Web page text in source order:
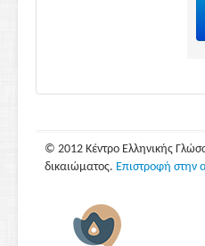
© 2012 Κέντρο Ελληνικής
δικαιώματος. Επιστροφή στην